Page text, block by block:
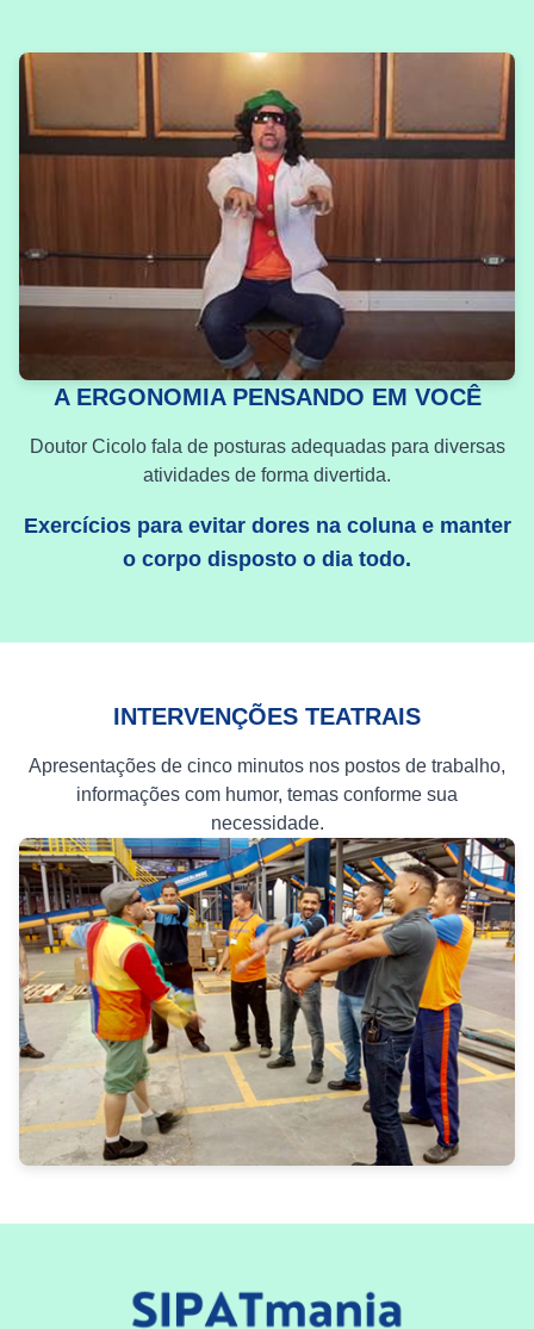
A ERGONOMIA PENSANDO EM VOCÊ
Doutor Cicolo fala de posturas adequadas para diversas
atividades de forma divertida.
Exercícios para evitar dores na coluna e manter
o corpo disposto o dia todo.
INTERVENÇÕES TEATRAIS
Apresentações de cinco minutos nos postos de trabalho,
informações com humor, temas conforme sua
necessidade.